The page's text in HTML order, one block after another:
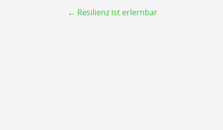
Beitragsnavigation
← Resilienz ist erlernbar